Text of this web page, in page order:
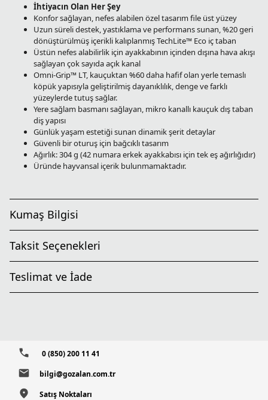
İhtiyacın Olan Her Şey
Konfor sağlayan, nefes alabilen özel tasarım file üst yüzey
Uzun süreli destek, yastıklama ve performans sunan, %20 geri
dönüştürülmüş içerikli kalıplanmış TechLite™ Eco iç taban
Üstün nefes alabilirlik için ayakkabının içinden dışına hava akışı
sağlayan çok sayıda açık kanal
Omni-Grip™ LT, kauçuktan %60 daha hafif olan yerle temaslı
köpük yapısıyla geliştirilmiş dayanıklılık, denge ve farklı
yüzeylerde tutuş sağlar.
Yere sağlam basmanı sağlayan, mikro kanallı kauçuk dış taban
diş yapısı
Günlük yaşam estetiği sunan dinamik şerit detaylar
Güvenli bir oturuş için bağcıklı tasarım
Ağırlık: 304 g (42 numara erkek ayakkabısı için tek eş ağırlığıdır)
Üründe hayvansal içerik bulunmamaktadır.
Kumaş Bilgisi
Taksit Seçenekleri
Teslimat ve İade
0 (850) 200 11 41
bilgi@gozalan.com.tr
Satış Noktaları